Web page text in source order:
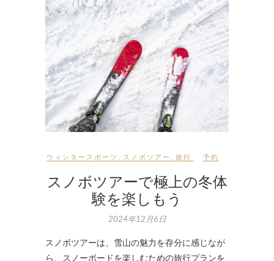
ウィンタースポーツ スノボツアー 旅行 予約
スノボツアーで極上の冬体
験を楽しもう
2024年12月6日
スノボツアーは、雪山の魅力を存分に感じなが
ら、スノーボードを楽しむための旅行プランを